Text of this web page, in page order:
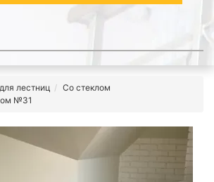
лестниц
Со стеклом
№31